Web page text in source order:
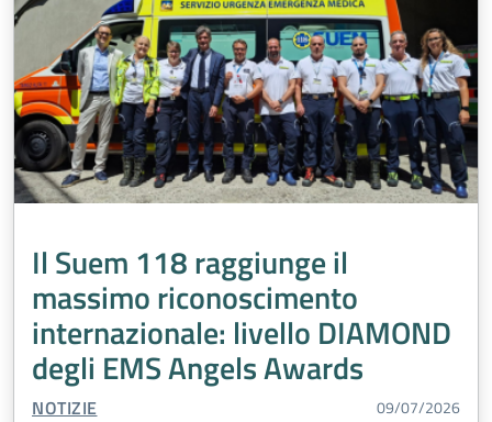
Il Suem 118 raggiunge il
massimo riconoscimento
internazionale: livello DIAMOND
degli EMS Angels Awards
TIPO CONTENUTO:
NOTIZIE 09/07/2026